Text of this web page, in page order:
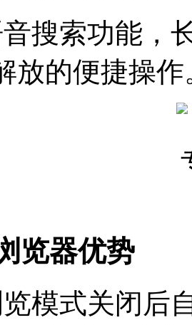
搜索功能，
放的便捷操作
览器优势
模式关闭后